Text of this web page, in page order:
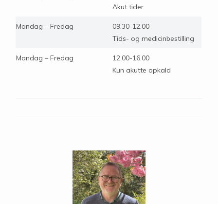
Akut tider
Mandag – Fredag
09.30-12.00
Tids- og medicinbestilling
Mandag – Fredag
12.00-16.00
Kun akutte opkald